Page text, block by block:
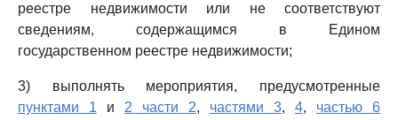
реестре недвижимости или не соответствуют
сведениям, содержащимся в Едином
государственном реестре недвижимости;
3) выполнять мероприятия, предусмотренные
пунктами 1 и 2 части 2, частями 3, 4, частью 6